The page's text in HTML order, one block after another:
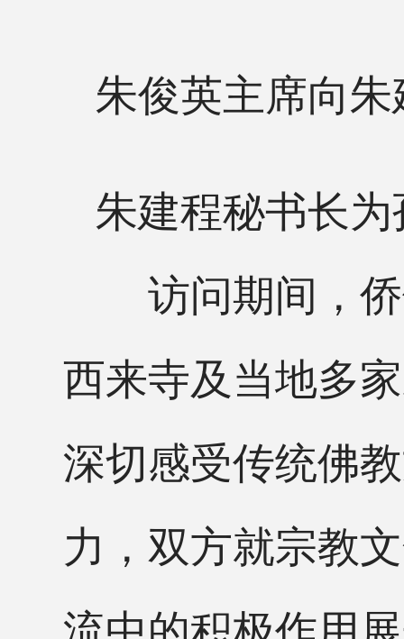
朱俊英主席向
朱建程秘书长
访问期间，侨
西来寺及当地多
深切感受传统佛
力，双方就宗教
流中的积极作用